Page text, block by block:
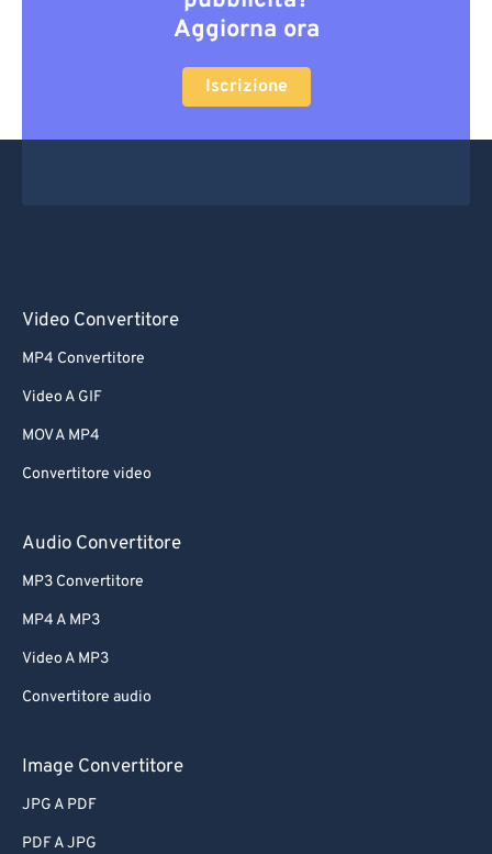
Aggiorna ora
Iscrizione
Video Convertitore
MP4 Convertitore
Video A GIF
MOV A MP4
Convertitore video
Audio Convertitore
MP3 Convertitore
MP4 A MP3
Video A MP3
Convertitore audio
Image Convertitore
JPG A PDF
PDF A JPG